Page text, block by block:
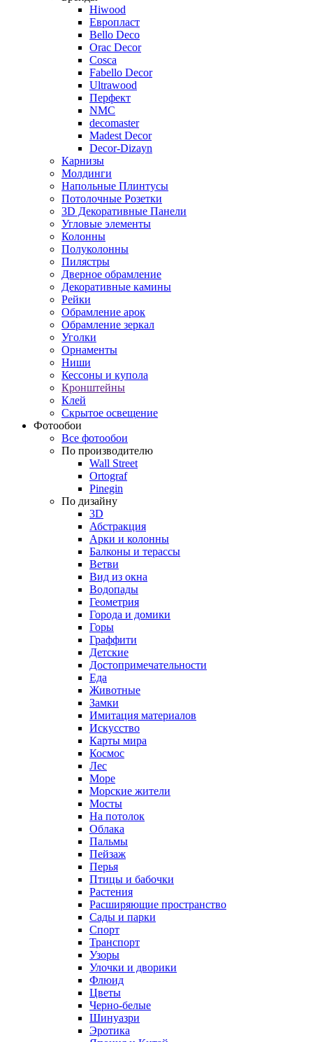
Hiwood
Европласт
Bello Deco
Orac Decor
Cosca
Fabello Decor
Ultrawood
Перфект
NMC
decomaster
Madest Decor
Decor-Dizayn
Карнизы
Молдинги
Напольные Плинтусы
Потолочные Розетки
3D Декоративные Панели
Угловые элементы
Колонны
Полуколонны
Пилястры
Дверное обрамление
Декоративные камины
Рейки
Обрамление арок
Обрамление зеркал
Уголки
Орнаменты
Ниши
Кессоны и купола
Кронштейны
Клей
Скрытое освещение
Фотообои
Все фотообои
По производителю
Wall Street
Ortograf
Pinegin
По дизайну
3D
Абстракция
Арки и колонны
Балконы и терассы
Ветви
Вид из окна
Водопады
Геометрия
Города и домики
Горы
Граффити
Детские
Достопримечательности
Еда
Животные
Замки
Имитация материалов
Искусство
Карты мира
Космос
Лес
Море
Морские жители
Мосты
На потолок
Облака
Пальмы
Пейзаж
Перья
Птицы и бабочки
Растения
Расширяющие пространство
Сады и парки
Спорт
Транспорт
Узоры
Улочки и дворики
Флюид
Цветы
Черно-белые
Шинуазри
Эротика